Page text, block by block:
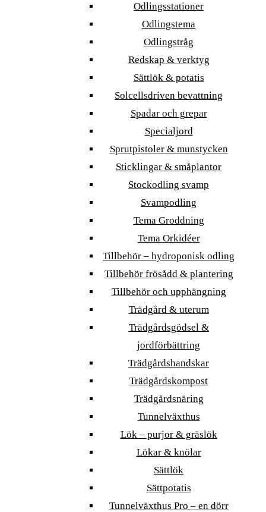
Odlingsstationer
Odlingstema
Odlingstråg
Redskap & verktyg
Sättlök & potatis
Solcellsdriven bevattning
Spadar och grepar
Specialjord
Sprutpistoler & munstycken
Sticklingar & småplantor
Stockodling svamp
Svampodling
Tema Groddning
Tema Orkidéer
Tillbehör – hydroponisk odling
Tillbehör frösådd & plantering
Tillbehör och upphängning
Trädgård & uterum
Trädgårdsgödsel &
jordförbättring
Trädgårdshandskar
Trädgårdskompost
Trädgårdsnäring
Tunnelväxthus
Lök – purjor & gräslök
Lökar & knölar
Sättlök
Sättpotatis
Tunnelväxthus Pro – en dörr